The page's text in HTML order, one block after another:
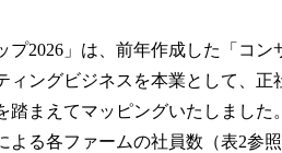
プ2026」は、前年作成した「コ
ィングビジネスを本業として、正
まえてマッピングいたしました。
よる各ファームの社員数（表2参